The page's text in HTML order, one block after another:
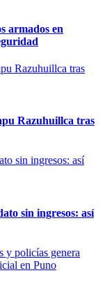
armados en
Razuhuillca tras
sin ingresos: así